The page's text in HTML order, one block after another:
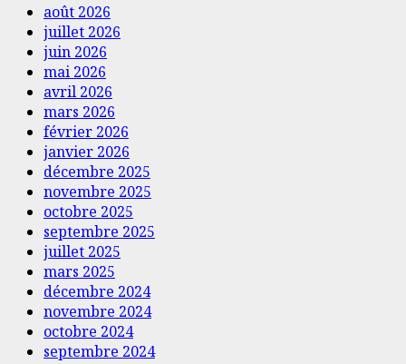
août 2026
juillet 2026
juin 2026
mai 2026
avril 2026
mars 2026
février 2026
janvier 2026
décembre 2025
novembre 2025
octobre 2025
septembre 2025
juillet 2025
mars 2025
décembre 2024
novembre 2024
octobre 2024
septembre 2024